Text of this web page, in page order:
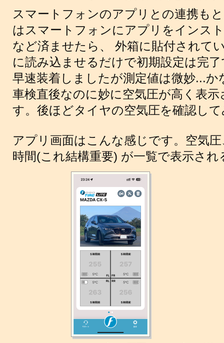
スマートフォンのアプリとの連携も
はスマートフォンにアプリをインス
など済ませたら、 外箱に貼付されて
に読み込ませるだけで初期設定は完
早速装着しましたが測定値は微妙...か
車検直後なのに妙に空気圧が高く表
す。後ほどタイヤの空気圧を確認し
アプリ画面はこんな感じです。空気
時間(これ結構重要) が一覧で表示さ